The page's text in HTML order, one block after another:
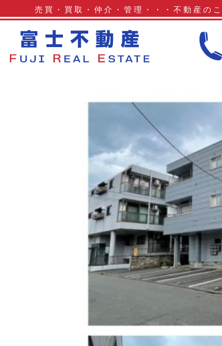
売買・買取・仲介・管理・・・不動産の
解体ありオーベルハイム 施工工程
_page-0074